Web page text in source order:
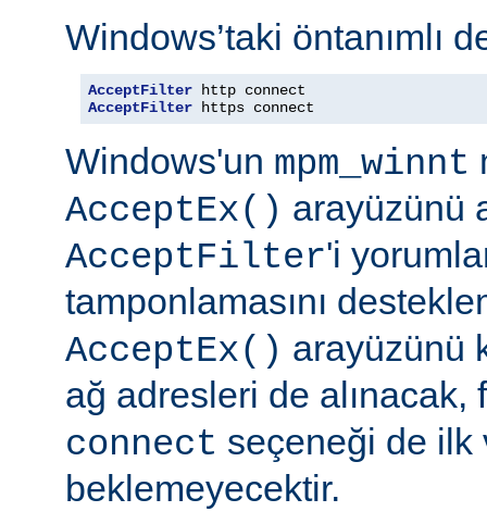
Windows’taki öntanımlı
AcceptFilter
AcceptFilter https connect
Windows'un mpm_winnt
AcceptEx() arayüzünü
AcceptFilter'i
tamponlamasını
AcceptEx() arayüzünü
ağ adresleri de alınacak,
connect seçeneği de ilk
beklemeyecektir.